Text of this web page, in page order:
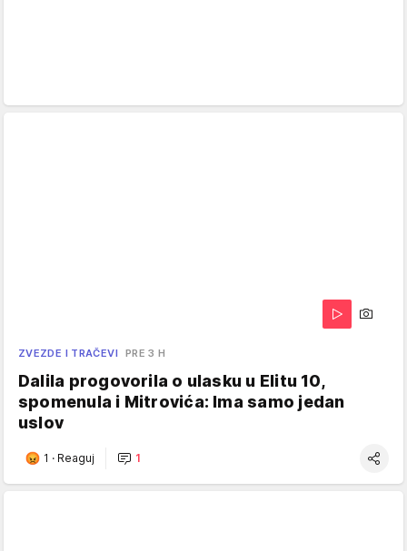
ZVEZDE I TRAČEVI PRE 3 H
Dalila progovorila o ulasku u Elitu 10,
spomenula i Mitrovića: Ima samo jedan
uslov
1 · Reaguj 1